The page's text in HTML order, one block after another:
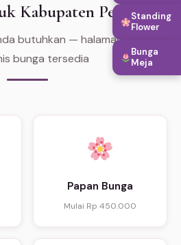
Kabupaten Pelalawan
butuhkan — halaman khusus
bunga tersedia
Papan Bunga
Mulai Rp 450.000
Standing
Flower
Bunga
Meja